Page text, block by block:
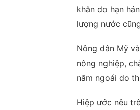
khăn do hạn
lượng nước
Nông dân Mỹ
nông nghiệp,
năm ngoái do
Hiệp ước nêu